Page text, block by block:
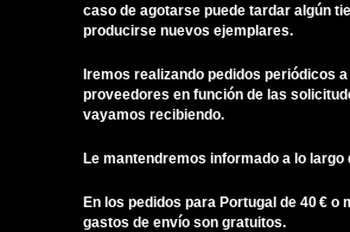
caso de agotarse puede tardar algún
producirse nuevos ejemplares.
Iremos realizando pedidos periódicos
proveedores en función de las
vayamos recibiendo.
Le mantendremos informado a lo largo
En los pedidos para Portugal de 40 € o
gastos de envío son gratuitos.